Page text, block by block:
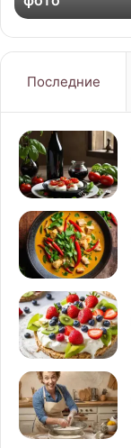
Последние